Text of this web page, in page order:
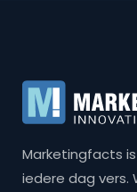
Marketingfacts
iedere dag vers.